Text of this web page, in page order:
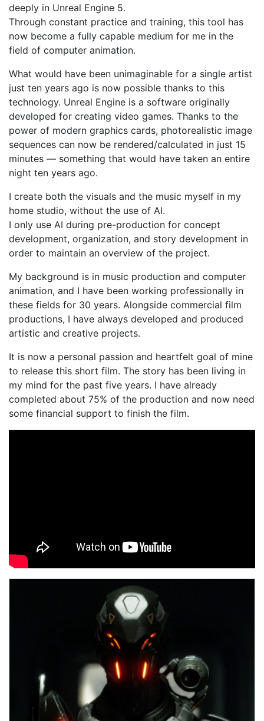
deeply in Unreal Engine 5.
Through constant practice and training, this tool has
now become a fully capable medium for me in the
field of computer animation.
What would have been unimaginable for a single artist
just ten years ago is now possible thanks to this
technology. Unreal Engine is a software originally
developed for creating video games. Thanks to the
power of modern graphics cards, photorealistic image
sequences can now be rendered/calculated in just 15
minutes — something that would have taken an entire
night ten years ago.
I create both the visuals and the music myself in my
home studio, without the use of AI.
I only use AI during pre-production for concept
development, organization, and story development in
order to maintain an overview of the project.
My background is in music production and computer
animation, and I have been working professionally in
these fields for 30 years. Alongside commercial film
productions, I have always developed and produced
artistic and creative projects.
It is now a personal passion and heartfelt goal of mine
to release this short film. The story has been living in
my mind for the past five years. I have already
completed about 75% of the production and now need
some financial support to finish the film.